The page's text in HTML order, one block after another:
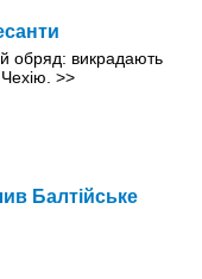
обряд: викрадають
>>
Балтійське